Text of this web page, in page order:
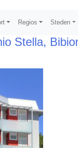
Regios Steden
Stella,